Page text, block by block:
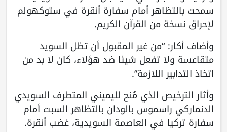
سمحت بالتظاهر أمام سفارة أنقرة في ستوكهولم
لإحراق نسخة من القرآن الكريم.
وأضاف أكار: “من غير المقبول أن تظل السويد
متقاعسة ولا تفعل شيئا ضد هؤلاء، كان لا بد من
اتخاذ التدابير اللازمة”.
وأثار الترخيص الذي مُنح لليميني المتطرف السويدي
الدنماركي راسموس بالودان بالتظاهر السبت أمام
سفارة تركيا في العاصمة السويدية، غضب أنقرة.